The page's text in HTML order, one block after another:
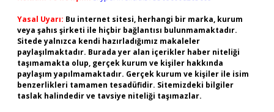
Yasal Uyarı: Bu internet sitesi, herhangi bir marka, kurum
veya şahıs şirketi ile hiçbir bağlantısı bulunmamaktadır.
Sitede yalnızca kendi hazırladığımız makaleler
paylaşılmaktadır. Burada yer alan içerikler haber niteliği
taşımamakta olup, gerçek kurum ve kişiler hakkında
paylaşım yapılmamaktadır. Gerçek kurum ve kişiler ile isim
benzerlikleri tamamen tesadüfidir. Sitemizdeki bilgiler
taslak halindedir ve tavsiye niteliği taşımazlar.